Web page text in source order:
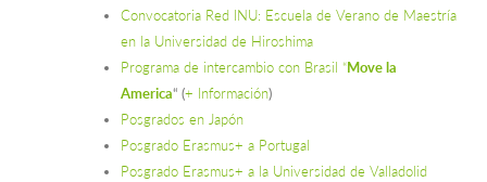
Convocatoria Red INU: Escuela de Verano de Maestría
en la Universidad de Hiroshima
Programa de intercambio con Brasil “Move la
America“ (+ Información)
Posgrados en Japón
Posgrado Erasmus+ a Portugal
Posgrado Erasmus+ a la Universidad de Valladolid